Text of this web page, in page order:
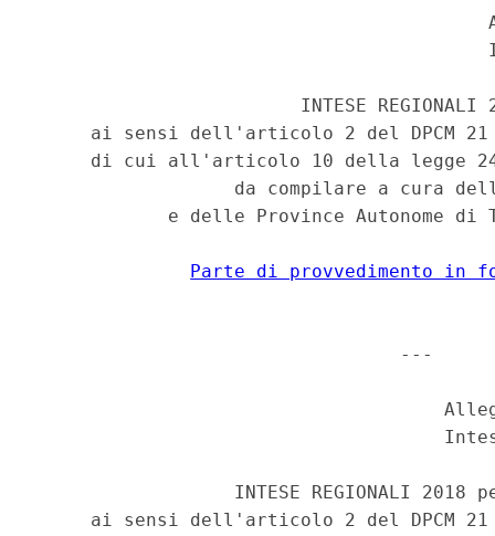
INTESE REGIONALI
ai sensi dell'articolo 2 del DPCM
di cui all'articolo 10 della legge
da compilare a cura
e delle Province Autonome di
Parte di provvedimento in
                                 ---
INTESE REGIONALI 2018
ai sensi dell'articolo 2 del DPCM